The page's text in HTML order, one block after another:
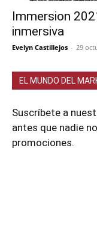
Immersion
inmersiva
Evelyn Castillejos - 29
EL MUNDO DEL
Suscríbete a
antes que nadie
promociones.